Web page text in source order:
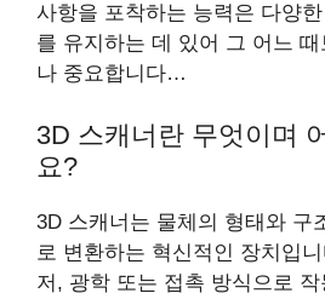
사항을 포착하는 능력은 다양
를 유지하는 데 있어 그 어느
나 중요합니다…
3D 스캐너란 무엇이며
요?
3D 스캐너는 물체의 형태와 구
로 변환하는 혁신적인 장치입
저, 광학 또는 접촉 방식으로